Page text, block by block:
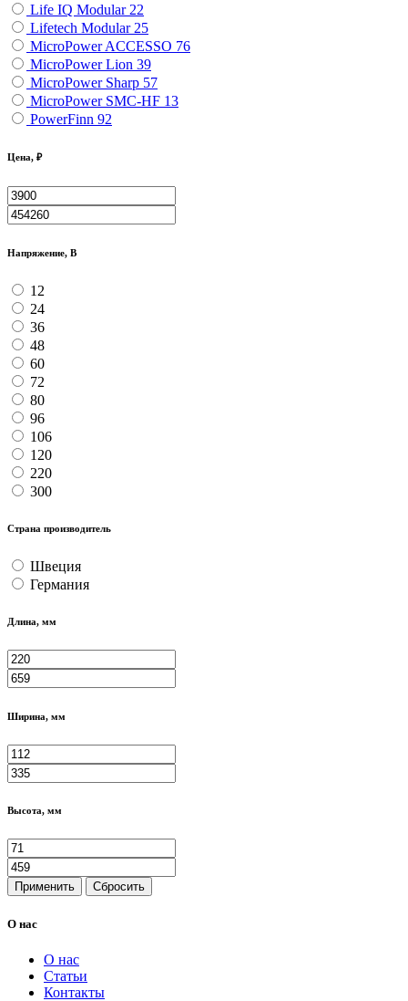
Life IQ Modular 22
Lifetech Modular 25
MicroPower ACCESSO 76
MicroPower Lion 39
MicroPower Sharp 57
MicroPower SMC-HF 13
PowerFinn 92
Цена, ₽
Напряжение, В
12
24
36
48
60
72
80
96
106
120
220
300
Страна производитель
Швеция
Германия
Длина, мм
Ширина, мм
Высота, мм
Применить Сбросить
О нас
О нас
Статьи
Контакты